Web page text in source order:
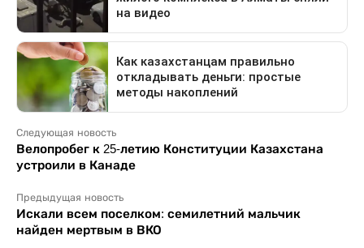
Следующая новость
Велопробег к 25-летию Конституции Казахстана
устроили в Канаде
Предыдущая новость
Искали всем поселком: семилетний мальчик
найден мертвым в ВКО